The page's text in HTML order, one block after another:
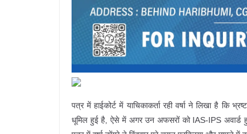
पत्र में हाईकोर्ट में याचिकाकर्ता रही वर्षा ने लिखा है कि
धूमिल हुई है, ऐसे में अगर उन अफसरों को IAS-IPS अवार्ड